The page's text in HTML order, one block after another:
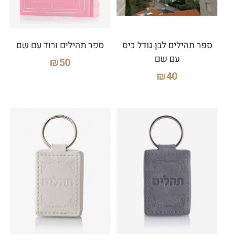
ספר תהילים לבן גודל כיס
עם שם
₪40
ספר תהילים ורוד עם שם
₪50